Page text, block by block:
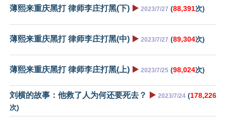
薄熙来重庆黑打 律师李庄打黑(下) ▶️ 2023/7/27 (88,391次)
薄熙来重庆黑打 律师李庄打黑(中) ▶️ 2023/7/27 (89,304次)
薄熙来重庆黑打 律师李庄打黑(上) ▶️ 2023/7/25 (98,024次)
刘横的故事：他救了人为何还要死去？ ▶️ 2023/7/24 (178,226
次)